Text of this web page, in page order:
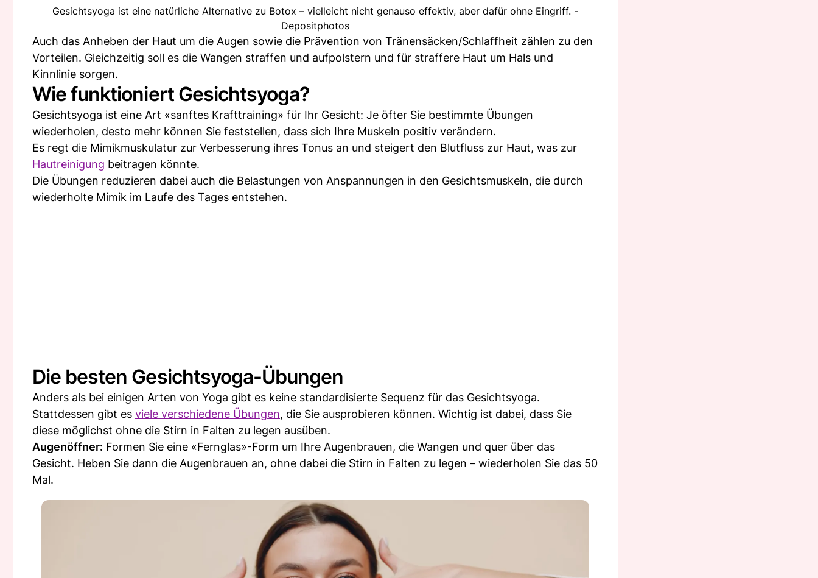
Gesichtsyoga ist eine natürliche Alternative zu Botox – vielleicht nicht genauso effektiv, aber dafür ohne Eingriff. -
Depositphotos
Auch das Anheben der Haut um die Augen sowie die Prävention von Tränensäcken/Schlaffheit zählen zu den
Vorteilen. Gleichzeitig soll es die Wangen straffen und aufpolstern und für straffere Haut um Hals und
Kinnlinie sorgen.
Wie funktioniert Gesichtsyoga?
Gesichtsyoga ist eine Art «sanftes Krafttraining» für Ihr Gesicht: Je öfter Sie bestimmte Übungen
wiederholen, desto mehr können Sie feststellen, dass sich Ihre Muskeln positiv verändern.
Es regt die Mimikmuskulatur zur Verbesserung ihres Tonus an und steigert den Blutfluss zur Haut, was zur
Hautreinigung beitragen könnte.
Die Übungen reduzieren dabei auch die Belastungen von Anspannungen in den Gesichtsmuskeln, die durch
wiederholte Mimik im Laufe des Tages entstehen.
Die besten Gesichtsyoga-Übungen
Anders als bei einigen Arten von Yoga gibt es keine standardisierte Sequenz für das Gesichtsyoga.
Stattdessen gibt es viele verschiedene Übungen, die Sie ausprobieren können. Wichtig ist dabei, dass Sie
diese möglichst ohne die Stirn in Falten zu legen ausüben.
Augenöffner: Formen Sie eine «Fernglas»-Form um Ihre Augenbrauen, die Wangen und quer über das
Gesicht. Heben Sie dann die Augenbrauen an, ohne dabei die Stirn in Falten zu legen – wiederholen Sie das 50
Mal.